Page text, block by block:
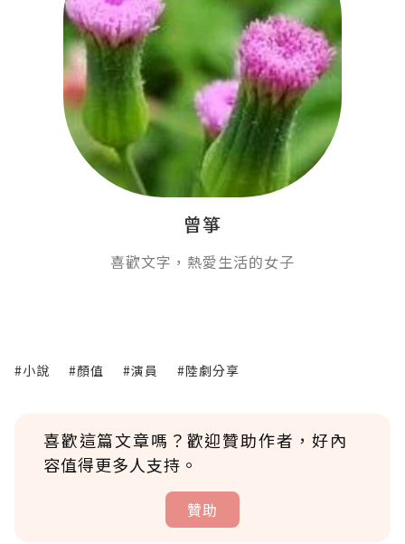
曾箏
喜歡文字，熱愛生活的女子
#小說 #顏值 #演員 #陸劇分享
喜歡這篇文章嗎？歡迎贊助作者，好內
容值得更多人支持。
贊助